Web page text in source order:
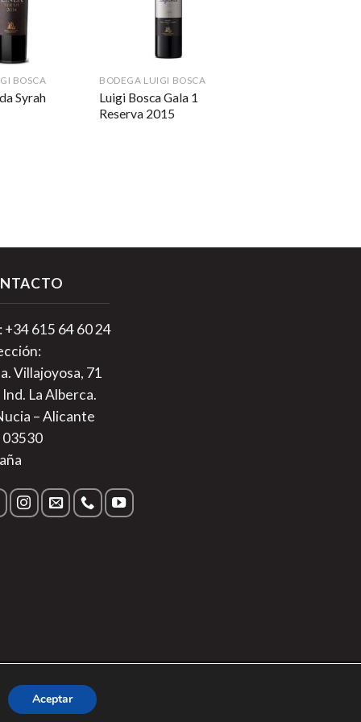
BOSCA
Syrah
BODEGA LUIGI BOSCA
Luigi Bosca Gala 1
Reserva 2015
+34 615 64 60 24
Villajoyosa, 71
La Alberca.
– Alicante
03530
Aviso Legal
Alimentos SL.
Aceptar